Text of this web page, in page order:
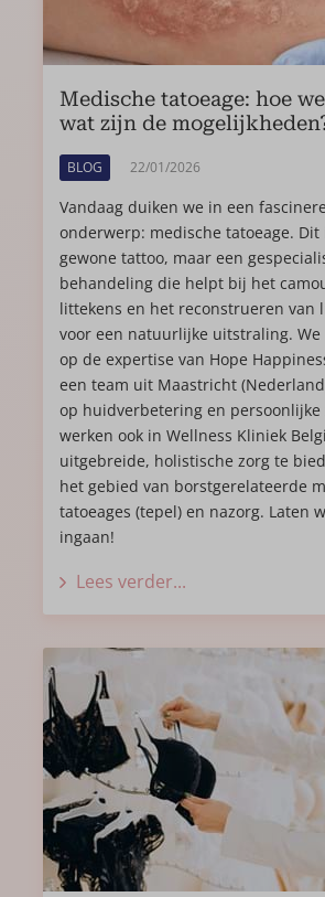
Medische tatoeage: hoe
wat zijn de
BLOG 22/01/2026
Vandaag duiken we in een
onderwerp: medische tatoeage. Dit
gewone tattoo, maar een
behandeling die helpt bij het
littekens en het reconstrueren van
voor een natuurlijke uitstraling. We
op de expertise van Hope
een team uit Maastricht
op huidverbetering en persoonlijke
werken ook in Wellness Kliniek
uitgebreide, holistische zorg te
het gebied van borstgerelateerde
tatoeages (tepel) en nazorg. Laten
ingaan!
Lees verder...